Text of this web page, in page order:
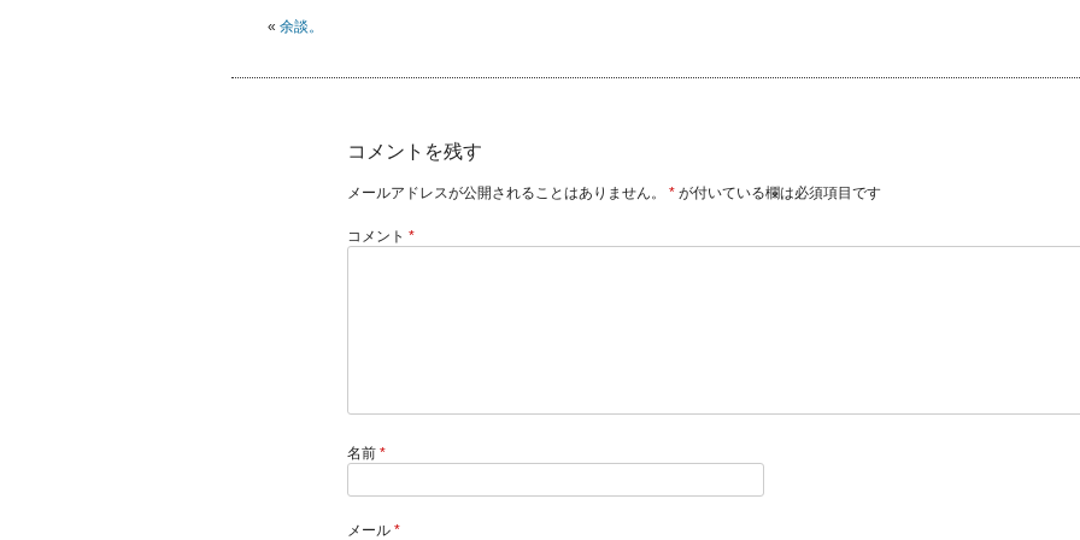
« 余談。
コメントを残す
メールアドレスが公開されることはありません。 * が付いている欄は必須項目です
コメント *
名前 *
メール *